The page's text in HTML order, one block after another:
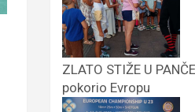
ZLATO STIŽE U
pokorio Evropu